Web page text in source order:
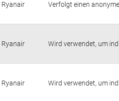
Ryanair Verfolgt einen
Ryanair Wird verwendet, um
Ryanair Wird verwendet, um